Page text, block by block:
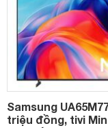
Samsung
triệu đồng, tivi